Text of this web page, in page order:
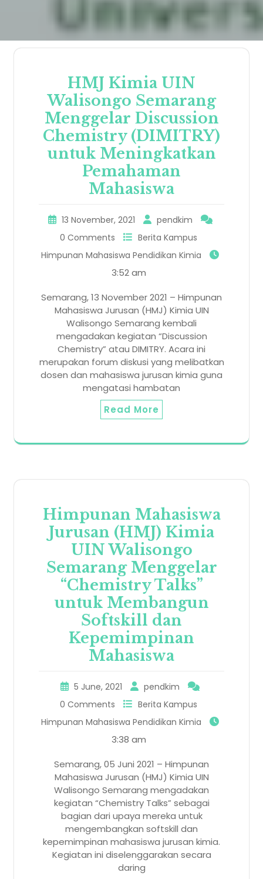
HMJ Kimia UIN
Walisongo Semarang
Menggelar Discussion
Chemistry (DIMITRY)
untuk Meningkatkan
Pemahaman
Mahasiswa
13 November, 2021
pendkim
0 Comments
Berita Kampus
Himpunan Mahasiswa Pendidikan Kimia
3:52 am
Semarang, 13 November 2021 – Himpunan
Mahasiswa Jurusan (HMJ) Kimia UIN
Walisongo Semarang kembali
mengadakan kegiatan “Discussion
Chemistry” atau DIMITRY. Acara ini
merupakan forum diskusi yang melibatkan
dosen dan mahasiswa jurusan kimia guna
mengatasi hambatan
Read More
Himpunan Mahasiswa
Jurusan (HMJ) Kimia
UIN Walisongo
Semarang Menggelar
“Chemistry Talks”
untuk Membangun
Softskill dan
Kepemimpinan
Mahasiswa
5 June, 2021
pendkim
0 Comments
Berita Kampus
Himpunan Mahasiswa Pendidikan Kimia
3:38 am
Semarang, 05 Juni 2021 – Himpunan
Mahasiswa Jurusan (HMJ) Kimia UIN
Walisongo Semarang mengadakan
kegiatan “Chemistry Talks” sebagai
bagian dari upaya mereka untuk
mengembangkan softskill dan
kepemimpinan mahasiswa jurusan kimia.
Kegiatan ini diselenggarakan secara
daring